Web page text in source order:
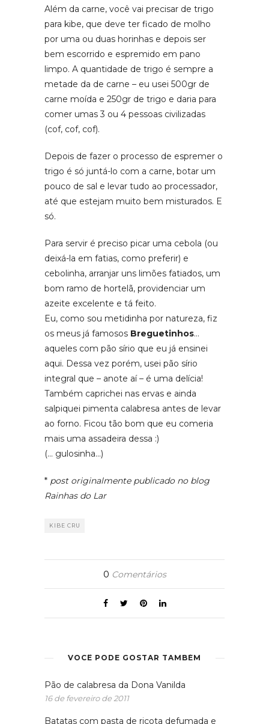
Além da carne, você vai precisar de trigo
para kibe, que deve ter ficado de molho
por uma ou duas horinhas e depois ser
bem escorrido e espremido em pano
limpo. A quantidade de trigo é sempre a
metade da de carne – eu usei 500gr de
carne moída e 250gr de trigo e daria para
comer umas 3 ou 4 pessoas civilizadas
(cof, cof, cof).
Depois de fazer o processo de espremer o
trigo é só juntá-lo com a carne, botar um
pouco de sal e levar tudo ao processador,
até que estejam muito bem misturados. E
só.
Para servir é preciso picar uma cebola (ou
deixá-la em fatias, como preferir) e
cebolinha, arranjar uns limões fatiados, um
bom ramo de hortelã, providenciar um
azeite excelente e tá feito.
Eu, como sou metidinha por natureza, fiz
os meus já famosos Breguetinhos…
aqueles com pão sírio que eu já ensinei
aqui. Dessa vez porém, usei pão sírio
integral que – anote aí – é uma delícia!
Também caprichei nas ervas e ainda
salpiquei pimenta calabresa antes de levar
ao forno. Ficou tão bom que eu comeria
mais uma assadeira dessa :)
(… gulosinha…)
* post originalmente publicado no blog
Rainhas do Lar
KIBE CRU
0 Comentários
VOCÊ PODE GOSTAR TAMBÉM
Pão de calabresa da Dona Vanilda
16 de fevereiro de 2011
Batatas com pasta de ricota defumada e